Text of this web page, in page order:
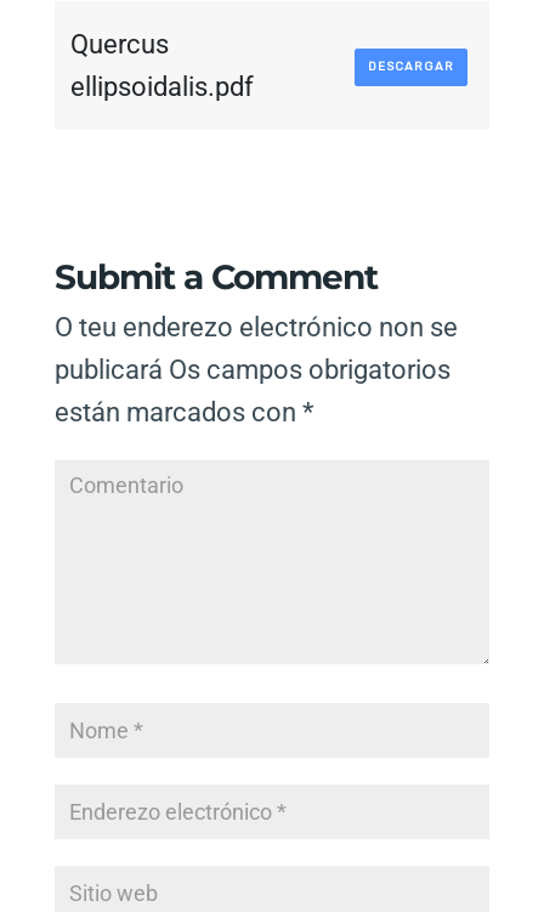
Quercus
ellipsoidalis.pdf
DESCARGAR
Submit a Comment
O teu enderezo electrónico non se
publicará Os campos obrigatorios
están marcados con *